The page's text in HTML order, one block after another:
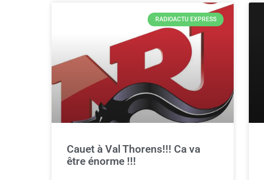
RADIOACTU EXPRESS
Cauet à Val Thorens!!! Ca va
être énorme !!!